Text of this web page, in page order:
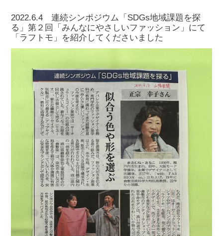
2022.6.4 連続シンポジウム「SDGs地域課題を探
る」第２回「みんなにやさしいファッション」にて
「ラフトモ」を紹介してくださいました